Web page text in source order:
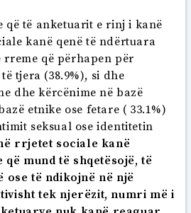
që të anketuarit e rinj i kanë
kanë qenë të ndërtuara
që përhapen për
tjera (38.9%), si dhe
dhe kërcënime në bazë
etnike ose fetare ( 33.1%)
seksual ose identitetin
rrjetet sociale kanë
mund të shqetësojë, të
ose të ndikojnë në një
tek njerëzit, numri më i